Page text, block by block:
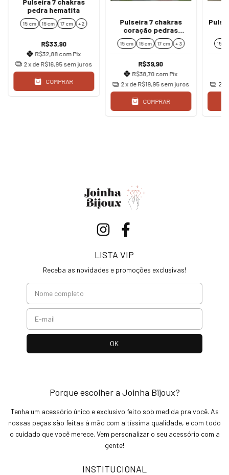
pedra hematita
15 cm 16 cm 17 cm + 2
R$33,90
R$32,88 com Pix
2x de R$16,95 sem juros
COMPRAR
Pulseira 7 chakras
coração pedras
naturais 8 mm
15 cm 16 cm 17 cm + 3
R$39,90
R$38,70 com Pix
2x de R$19,95 sem juros
COMPRAR
15
2
LISTA VIP
Receba as novidades e promoções exclusivas!
Porque escolher a Joinha Bijoux?
Tenha um acessório único e exclusivo feito sob medida pra você. As
nossas peças são feitas à mão com altíssima qualidade, e com todo
o cuidado que você merece. Vem personalizar o seu acessório com a
gente!
INSTITUCIONAL